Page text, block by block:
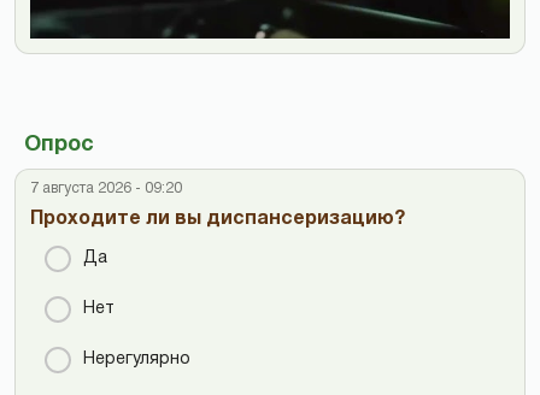
Опрос
7 августа 2026 - 09:20
Проходите ли вы диспансеризацию?
Да
Нет
Нерегулярно